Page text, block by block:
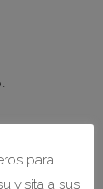
para
visita a sus